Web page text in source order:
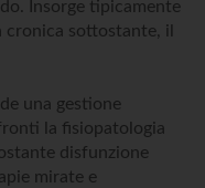
Insorge tipicamente
sottostante, il
una gestione
la fisiopatologia
disfunzione
mirate e